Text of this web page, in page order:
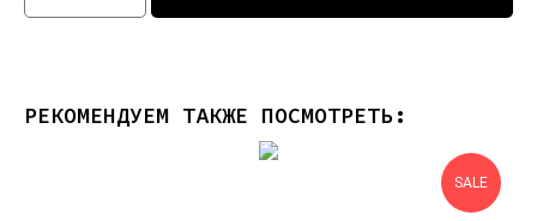
РЕКОМЕНДУЕМ ТАКЖЕ ПОСМОТРЕТЬ:
SALE